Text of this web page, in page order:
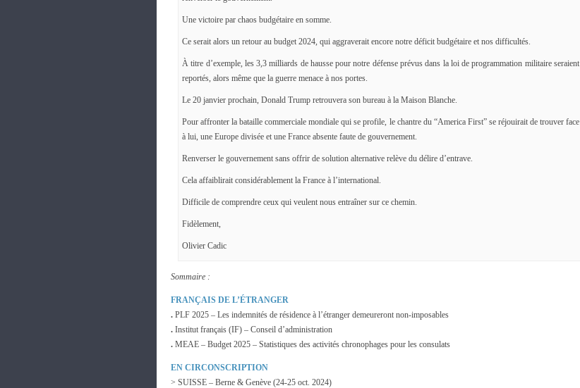
Une victoire par chaos budgétaire en somme.
Ce serait alors un retour au budget 2024, qui aggraverait encore notre déficit budgétaire et nos difficultés.
À titre d’exemple, les 3,3 milliards de hausse pour notre défense prévus dans la loi de programmation militaire seraient
reportés, alors même que la guerre menace à nos portes.
Le 20 janvier prochain, Donald Trump retrouvera son bureau à la Maison Blanche.
Pour affronter la bataille commerciale mondiale qui se profile, le chantre du “America First” se réjouirait de trouver face
à lui, une Europe divisée et une France absente faute de gouvernement.
Renverser le gouvernement sans offrir de solution alternative relève du délire d’entrave.
Cela affaiblirait considérablement la France à l’international.
Difficile de comprendre ceux qui veulent nous entraîner sur ce chemin.
Fidèlement,
Olivier Cadic
Sommaire :
FRANÇAIS DE L’ÉTRANGER
. PLF 2025 – Les indemnités de résidence à l’étranger demeureront non-imposables
. Institut français (IF) – Conseil d’administration
. MEAE – Budget 2025 – Statistiques des activités chronophages pour les consulats
EN CIRCONSCRIPTION
> SUISSE – Berne & Genève (24-25 oct. 2024)